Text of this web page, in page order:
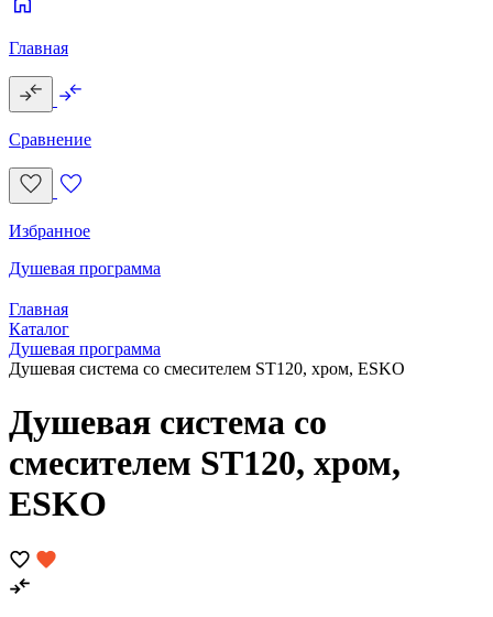
Главная
Сравнение
Избранное
Душевая программа
Главная
Каталог
Душевая программа
Душевая система со смесителем ST120, хром, ESKO
Душевая система со
смесителем ST120, хром,
ESKO